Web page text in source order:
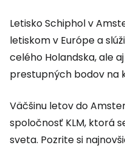
Letisko Schiphol v
letiskom v Európe a
celého Holandska, ale
prestupných bodov na
Väčšinu letov do
spoločnosť KLM, ktorá
sveta. Pozrite si